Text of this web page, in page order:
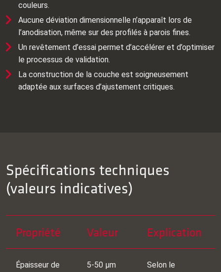
couleurs.
Aucune déviation dimensionnelle n’apparaît lors de
l’anodisation, même sur des profilés à parois fines.
Un revêtement d’essai permet d’accélérer et d’optimiser
le processus de validation.
La construction de la couche est soigneusement
adaptée aux surfaces d’ajustement critiques.
Spécifications techniques
(valeurs indicatives)
Propriété Valeur Explication
Épaisseur de
5-50 μm
Selon le